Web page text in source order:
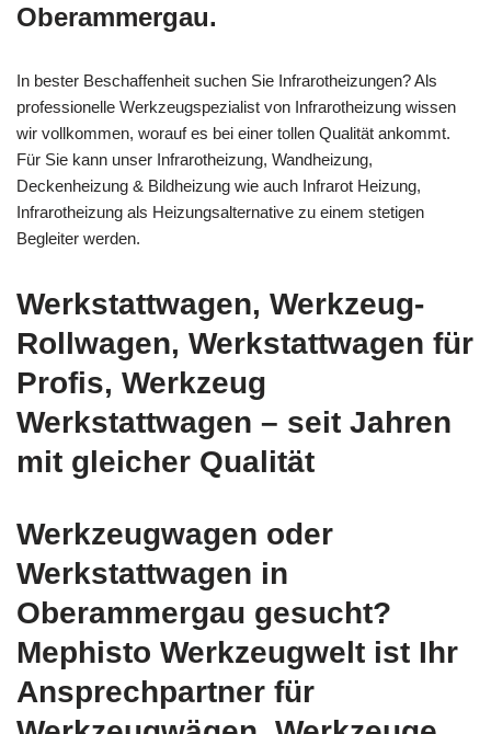
Oberammergau.
In bester Beschaffenheit suchen Sie Infrarotheizungen? Als
professionelle Werkzeugspezialist von Infrarotheizung wissen
wir vollkommen, worauf es bei einer tollen Qualität ankommt.
Für Sie kann unser Infrarotheizung, Wandheizung,
Deckenheizung & Bildheizung wie auch Infrarot Heizung,
Infrarotheizung als Heizungsalternative zu einem stetigen
Begleiter werden.
Werkstattwagen, Werkzeug-
Rollwagen, Werkstattwagen für
Profis, Werkzeug
Werkstattwagen – seit Jahren
mit gleicher Qualität
Werkzeugwagen oder
Werkstattwagen in
Oberammergau gesucht?
Mephisto Werkzeugwelt ist Ihr
Ansprechpartner für